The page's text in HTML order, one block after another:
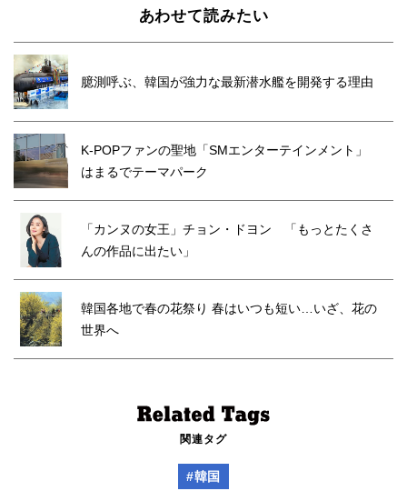
あわせて読みたい
臆測呼ぶ、韓国が強力な最新潜水艦を開発する理由
K-POPファンの聖地「SMエンターテインメント」
はまるでテーマパーク
「カンヌの女王」チョン・ドヨン 「もっとたくさ
んの作品に出たい」
韓国各地で春の花祭り 春はいつも短い…いざ、花の
世界へ
関連タグ
#韓国